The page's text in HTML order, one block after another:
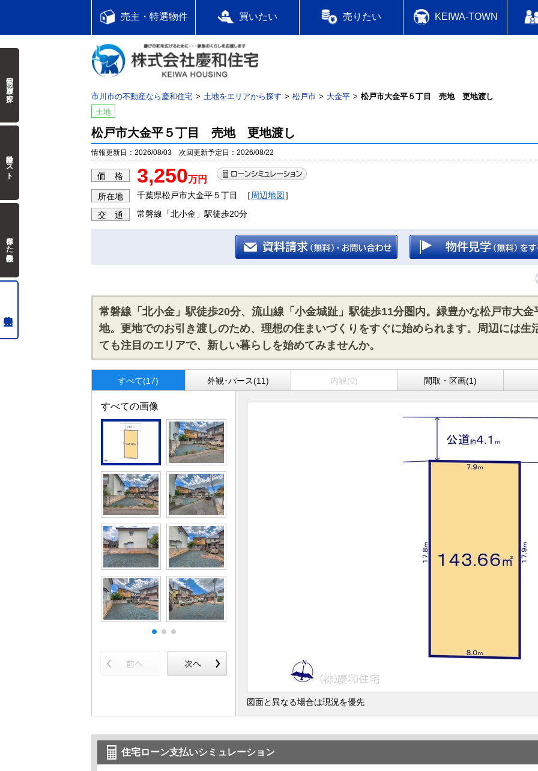
売主・特選物件 買いたい 売りたい KEIWA-TOWN
市川市の不動産なら慶和住宅 土地をエリアから探す 松戸市 大金平
松戸市大金平５丁目 売地 更地渡し
土地
松戸市大金平５丁目 売地 更地渡し
情報更新日：2026/08/03 次回更新予定日：2026/08/22
価 格 3,250万円
所在地 千葉県松戸市大金平５丁目 ［ 周辺地図 ］
交 通 常磐線「北小金」駅徒歩20分
常磐線「北小金」駅徒歩20分、流山線「小金城趾」駅徒歩11分圏内。緑豊かな松戸市大
地。更地でのお引き渡しのため、理想の住まいづくりをすぐに始められます。周辺には生
ても注目のエリアで、新しい暮らしを始めてみませんか。
すべて(17) 外観･パース(11) 内観(0) 間取・区画(1)
すべての画像
図面と異なる場合は現況を優先
住宅ローン支払いシミュレーション
前回の履歴で探す
検討中リスト
保存した検索条件